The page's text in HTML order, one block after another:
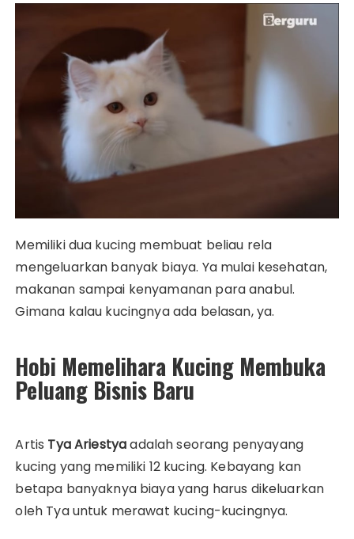
Memiliki dua kucing membuat beliau rela
mengeluarkan banyak biaya. Ya mulai kesehatan,
makanan sampai kenyamanan para anabul.
Gimana kalau kucingnya ada belasan, ya.
Hobi Memelihara Kucing Membuka
Peluang Bisnis Baru
Artis Tya Ariestyaadalah seorang penyayang
kucing yang memiliki 12 kucing. Kebayang kan
betapa banyaknya biaya yang harus dikeluarkan
oleh Tya untuk merawat kucing-kucingnya.